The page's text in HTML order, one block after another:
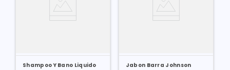
Shampoo Y Bano Liquido
Jabon Barra Johnson